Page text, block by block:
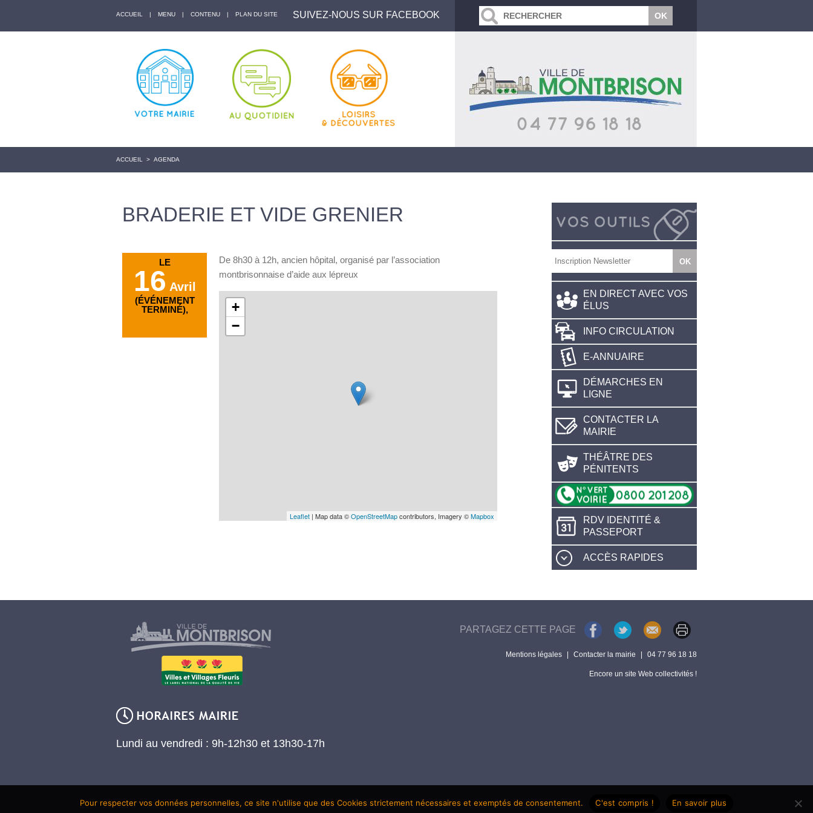
ACCUEIL | MENU | CONTENU | PLAN DU SITE SUIVEZ-NOUS SUR FACEBOOK
ACCUEIL > AGENDA
BRADERIE ET VIDE GRENIER
LE
16 Avril
(ÉVÉNEMENT
TERMINÉ),
De 8h30 à 12h, ancien hôpital, organisé par l’association
montbrisonnaise d’aide aux lépreux
+
−
Leaflet | Map data ©OpenStreetMapcontributors, Imagery ©Mapbox
EN DIRECT AVEC VOS
ÉLUS
INFO CIRCULATION
E-ANNUAIRE
DÉMARCHES EN
LIGNE
CONTACTER LA
MAIRIE
THÉÂTRE DES
PÉNITENTS
RDV IDENTITÉ &
PASSEPORT
ACCÈS RAPIDES
Lundi au vendredi : 9h-12h30 et 13h30-17h
PARTAGEZ CETTE PAGE
Mentions légales Contacter la mairie 04 77 96 18 18
Encore un site Web collectivités !
Pour respecter vos données personnelles, ce site n'utilise que des Cookies strictement nécessaires et exemptés de consentement. C'est compris ! En savoir plus